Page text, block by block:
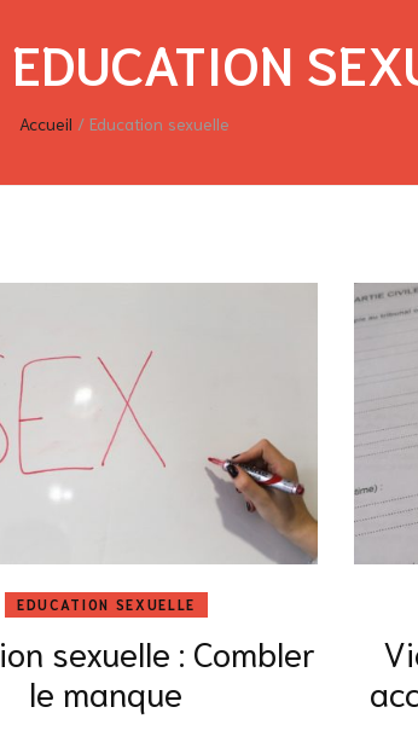
EDUCATION
Accueil / Education sexuelle
EDUCATION SEXUELLE
sexuelle : Combler
le manque